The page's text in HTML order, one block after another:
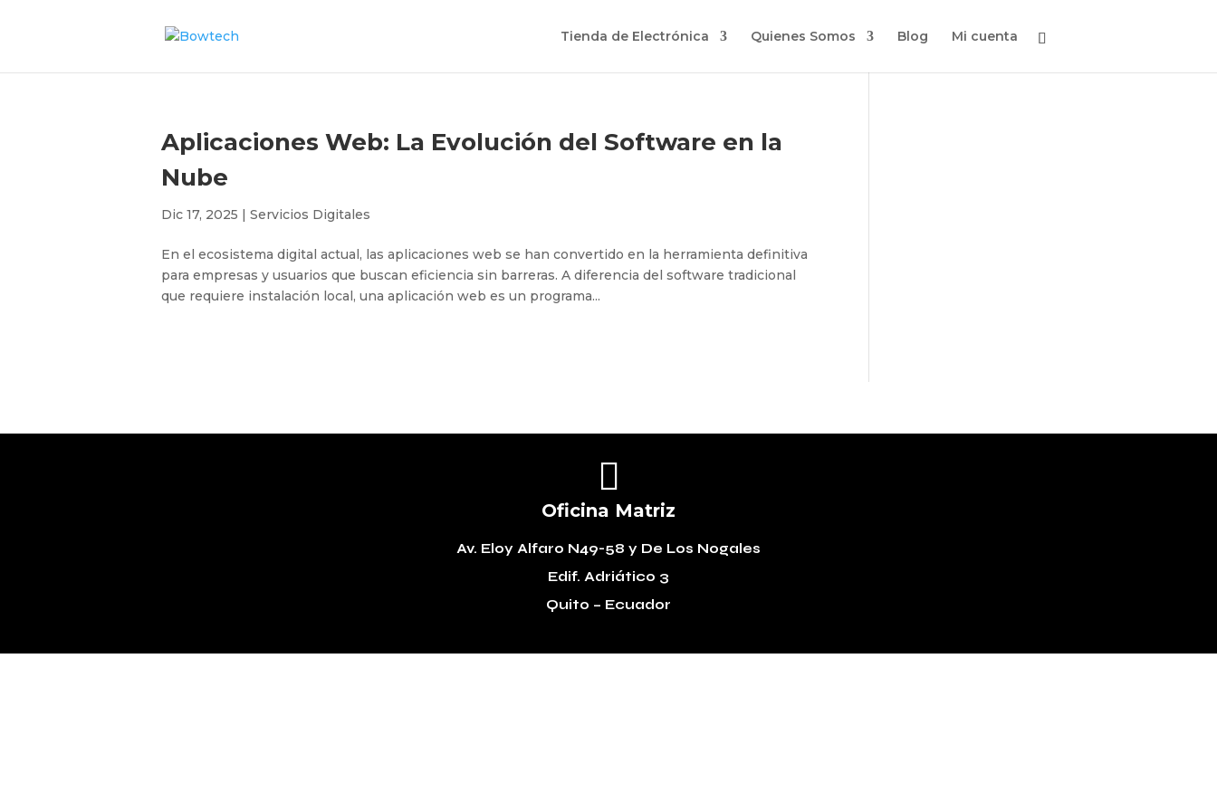
Tienda de Electrónica Quienes Somos Blog Mi cuenta
Aplicaciones Web: La Evolución del Software en la
Nube
Dic 17, 2025 | Servicios Digitales
En el ecosistema digital actual, las aplicaciones web se han convertido en la herramienta definitiva
para empresas y usuarios que buscan eficiencia sin barreras. A diferencia del software tradicional
que requiere instalación local, una aplicación web es un programa...

Oficina Matriz
Av. Eloy Alfaro N49-58 y De Los Nogales
Edif. Adriático 3
Quito – Ecuador